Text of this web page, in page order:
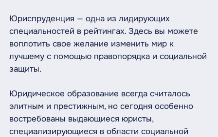
Юриспруденция — одна из лидирующих
специальностей в рейтингах. Здесь вы можете
воплотить свое желание изменить мир к
лучшему с помощью правопорядка и социальной
защиты.
Юридическое образование всегда считалось
элитным и престижным, но сегодня особенно
востребованы выдающиеся юристы,
специализирующиеся в области социальной